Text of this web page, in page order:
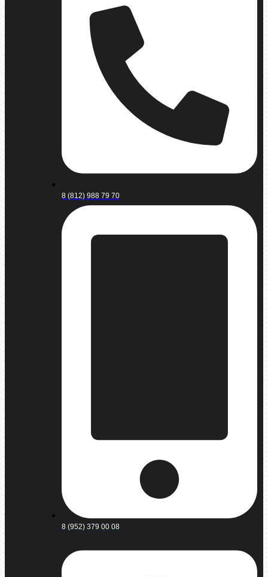
8 (812) 988 79 70
8 (952) 379 00 08